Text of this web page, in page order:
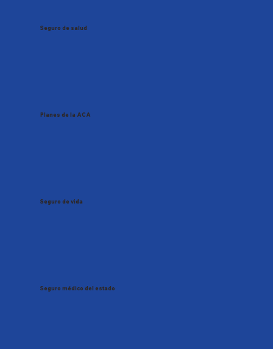
Seguro de salud
Planes de la ACA
Seguro de vida
Seguro médico del estado